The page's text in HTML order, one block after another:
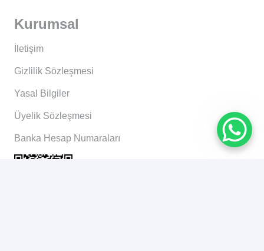
Kurumsal
İletişim
Gizlilik Sözleşmesi
Yasal Bilgiler
Üyelik Sözleşmesi
Banka Hesap Numaraları